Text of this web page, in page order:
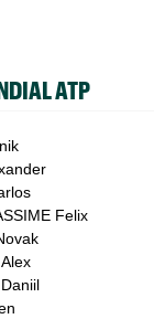
une route directe vers
ATP
Felix